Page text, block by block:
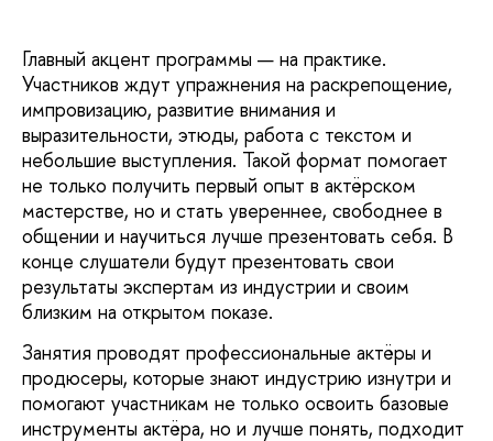
Главный акцент программы — на практике.
Участников ждут упражнения на раскрепощение,
импровизацию, развитие внимания и
выразительности, этюды, работа с текстом и
небольшие выступления. Такой формат помогает
не только получить первый опыт в актёрском
мастерстве, но и стать увереннее, свободнее в
общении и научиться лучше презентовать себя. В
конце слушатели будут презентовать свои
результаты экспертам из индустрии и своим
близким на открытом показе.
Занятия проводят профессиональные актёры и
продюсеры, которые знают индустрию изнутри и
помогают участникам не только освоить базовые
инструменты актёра, но и лучше понять, подходит